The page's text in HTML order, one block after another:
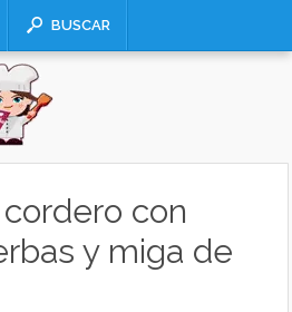
BUSCAR
con
y miga de